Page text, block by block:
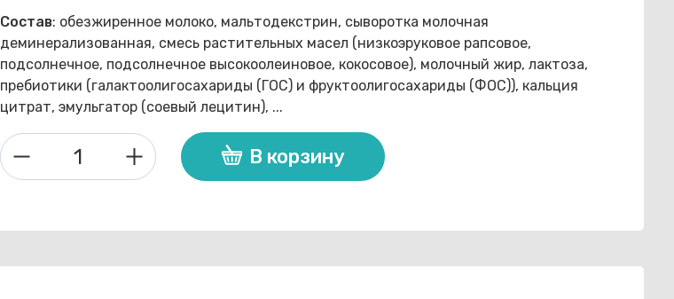
Состав: обезжиренное молоко, мальтодекстрин, сыворотка молочная
деминерализованная, смесь растительных масел (низкоэруковое рапсовое,
подсолнечное, подсолнечное высокоолеиновое, кокосовое), молочный жир, лактоза,
пребиотики (галактоолигосахариды (ГОС) и фруктоолигосахариды (ФОС)), кальция
цитрат, эмульгатор (соевый лецитин), ...
Количество
4
дет
В корзину